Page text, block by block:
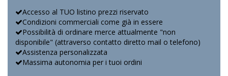
Accesso al TUO listino prezzi riservato
Condizioni commerciali come già in essere
Possibilità di ordinare merce attualmente "non
disponibile" (attraverso contatto diretto mail o telefono)
Assistenza personalizzata
Massima autonomia per i tuoi ordini